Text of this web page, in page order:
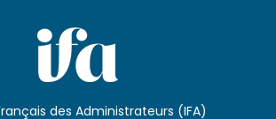
des Administrateurs (IFA)